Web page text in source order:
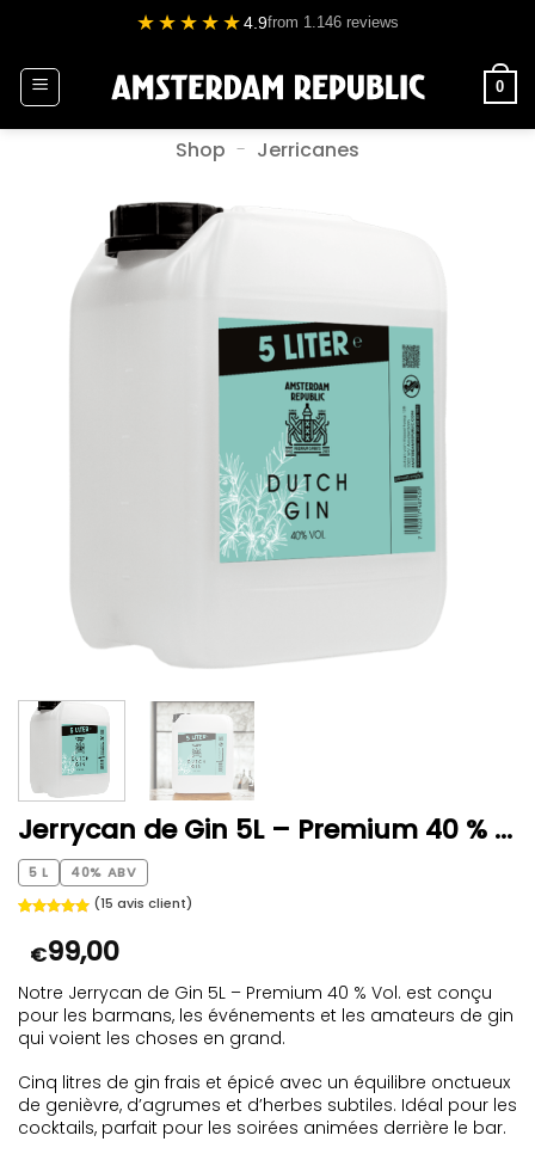
contenu
★★★★★4.9from 1.146 reviews
0
Shop - Jerricanes
Jerrycan de Gin 5L – Premium 40 % Vol.
5 L 40% ABV
5 basé sur
notations
(15 avis client)
€99,00
Notre Jerrycan de Gin 5L – Premium 40 % Vol. est conçu
pour les barmans, les événements et les amateurs de gin
qui voient les choses en grand.
Cinq litres de gin frais et épicé avec un équilibre onctueux
de genièvre, d’agrumes et d’herbes subtiles. Idéal pour les
cocktails, parfait pour les soirées animées derrière le bar.